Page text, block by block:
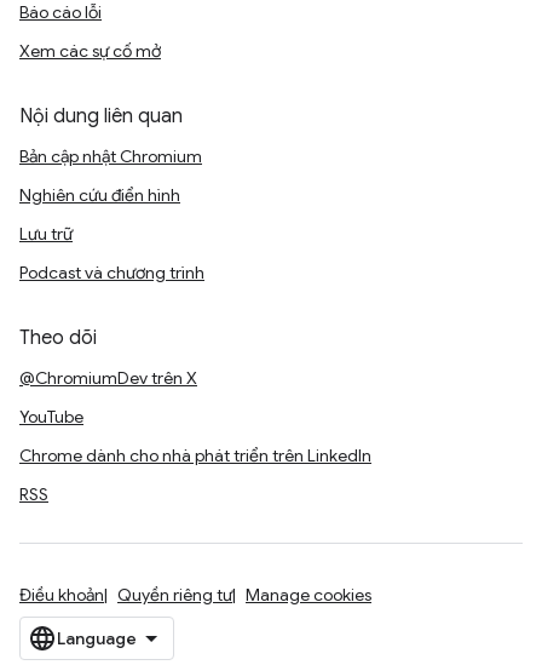
Báo cáo lỗi
Xem các sự cố mở
Nội dung liên quan
Bản cập nhật Chromium
Nghiên cứu điển hình
Lưu trữ
Podcast và chương trình
Theo dõi
@ChromiumDev trên X
YouTube
Chrome dành cho nhà phát triển trên LinkedIn
RSS
Điều khoản Quyền riêng tư Manage cookies